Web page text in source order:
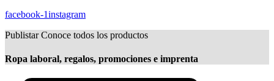
facebook-1instagram
Publistar Conoce todos los productos
Ropa laboral, regalos, promociones e imprenta